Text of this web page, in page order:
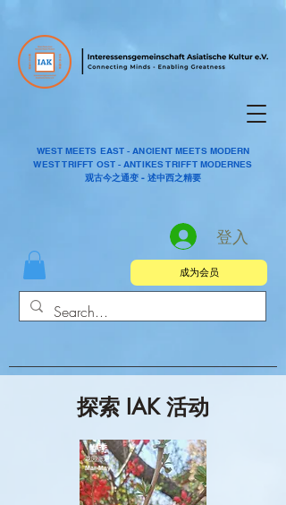
WEST MEETS EAST - ANCIENT MEETS MODERN
WEST TRIFFT OST - ANTIKES TRIFFT MODERNES
观古今之通变 - 述中西之精要
登入
成为会员
探索 IAK 活动
春季
花园派对
Mar-May